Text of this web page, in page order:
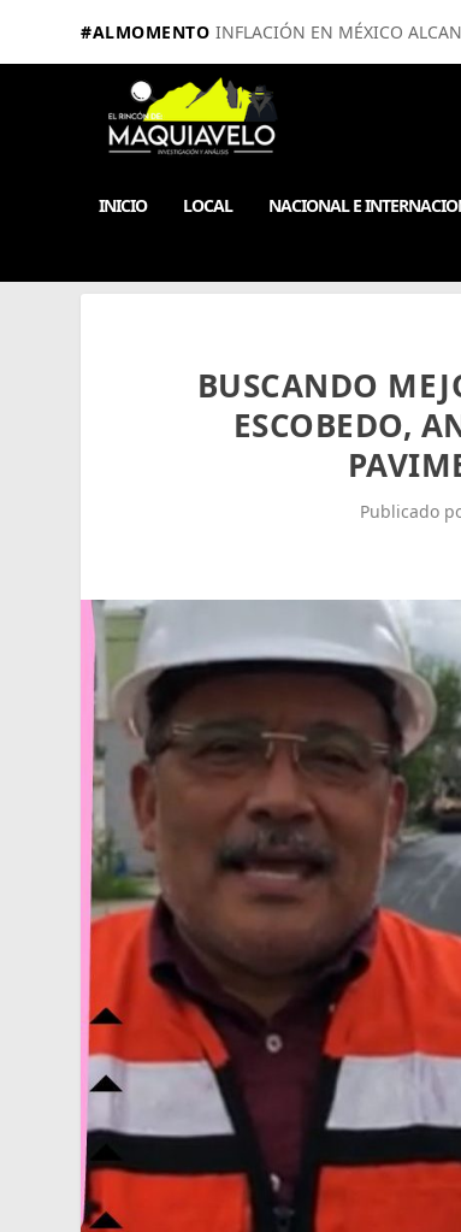
#ALMOMENTO INFLACIÓN EN MÉXICO
INICIO LOCAL NACIONAL E
BUSCANDO
ESCOBEDO,
Publicado